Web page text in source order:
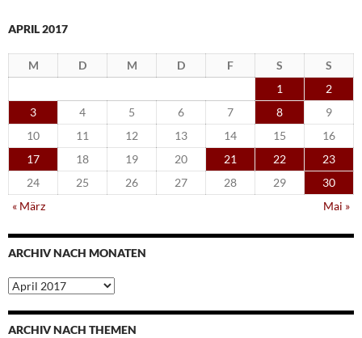
APRIL 2017
M D M D F S
S
1
2
3
4 5 6 7 8
9
10
11 12 13 14 15
16
17
18 19 20 21 22
23
24
25 26 27 28 29
30
« März
Mai »
ARCHIV NACH MONATEN
Archiv
nach
Monaten
ARCHIV NACH THEMEN